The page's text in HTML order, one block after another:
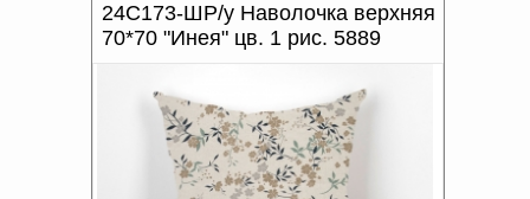
24С173-ШР/у Наволочка верхняя
70*70 "Инея" цв. 1 рис. 5889